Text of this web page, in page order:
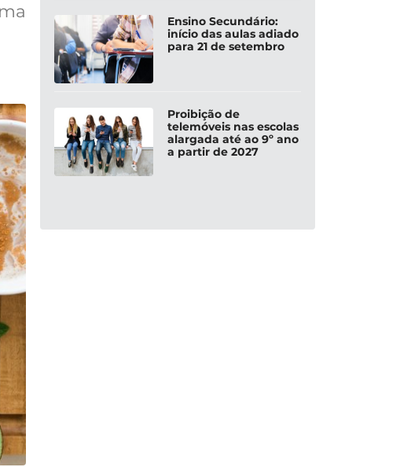
Ensino Secundário:
início das aulas adiado
para 21 de setembro
Proibição de
telemóveis nas escolas
alargada até ao 9º ano
a partir de 2027